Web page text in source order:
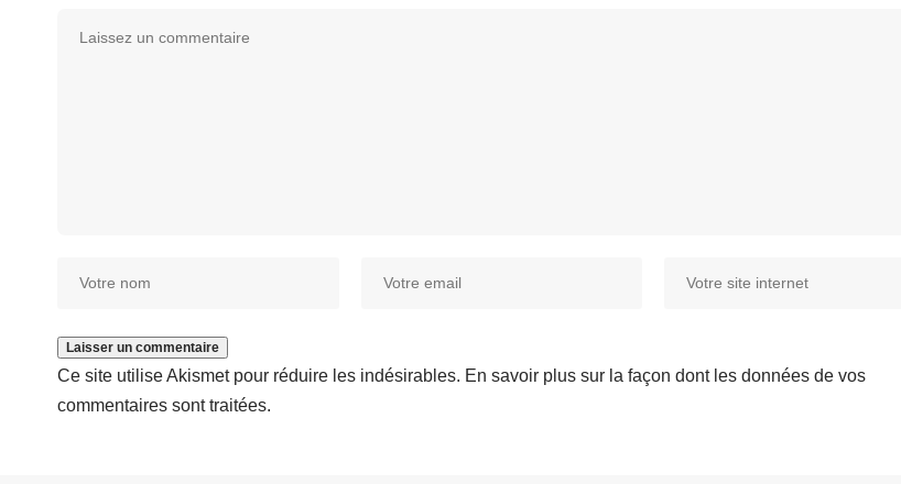
Ce site utilise Akismet pour réduire les indésirables. En savoir plus sur la façon dont les données de vos
commentaires sont traitées.